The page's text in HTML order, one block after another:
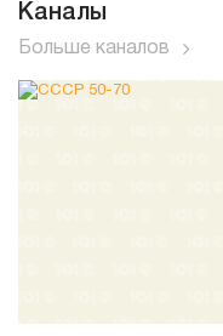
Каналы
Больше каналов